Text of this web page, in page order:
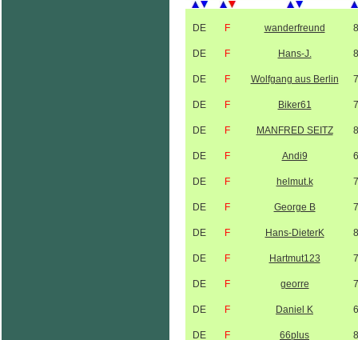
DE F wanderfreund
DE F Hans-J.
DE F Wolfgang aus Berlin
DE F Biker61
DE F MANFRED SEITZ
DE F Andi9
DE F helmut.k
DE F George B
DE F Hans-DieterK
DE F Hartmut123
DE F georre
DE F Daniel K
DE F 66plus